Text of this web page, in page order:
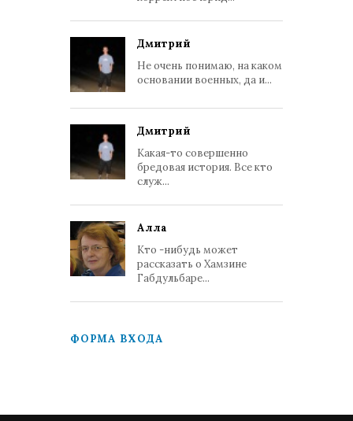
Дмитрий
Не очень понимаю, на каком
основании военных, да и...
Дмитрий
Какая-то совершенно
бредовая история. Все кто
служ...
Алла
Кто -нибудь может
рассказать о Хамзине
Габдульбаре...
ФОРМА ВХОДА